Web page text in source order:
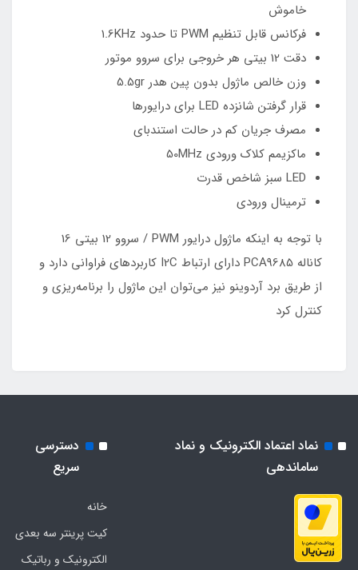
خاموش
فرکانس قابل تنظیم PWM تا حدود 1.6KHz
دقت 12 بیتی هر خروجی برای سروو موتور
وزن خالص ماژول بدون پین هدر 5.5gr
قرار گرفتن شانزده LED برای درایور‌ها
مصرف جریان کم در حالت استندبای
ماکزیمم کلاک ورودی 50MHz
LED سبز شاخص قدرت
ترمینال ورودی
با توجه به اینکه ماژول درایور PWM / سروو 12 بیتی 16
کاناله PCA9685 دارای ارتباط I2C کاربرد‌های فراوانی دارد و
از طریق برد آردوینو نیز می‌توان این ماژول را برنامه‌ریزی و
کنترل کرد
نماد اعتماد الکترونیک و نماد
ساماندهی
دسترسی
سریع
خانه
کیت پرینتر سه بعدی
الکترونیک و رباتیک